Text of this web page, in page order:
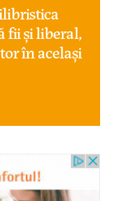
fii și liberal,
în același